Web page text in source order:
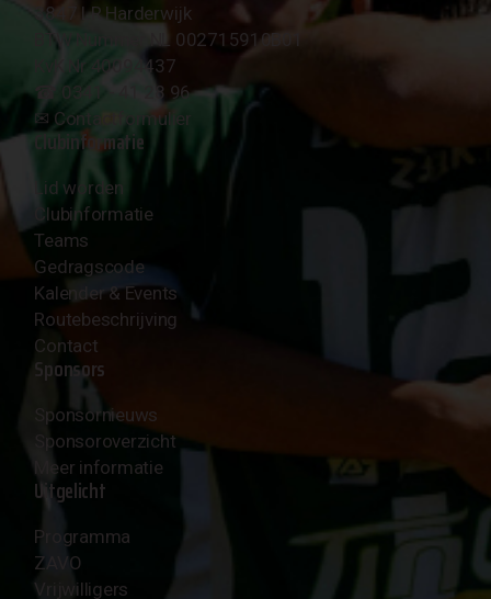
3847 LR Harderwijk
BTW Nummer NL 002715910B01
KvK Nr 40094437
☎︎ 0341 - 41 28 96
✉︎ Contactformulier
Clubinformatie
Lid worden
Clubinformatie
Teams
Gedragscode
Kalender & Events
Routebeschrijving
Contact
Sponsors
Sponsornieuws
Sponsoroverzicht
Meer informatie
Uitgelicht
Programma
ZAVO
Vrijwilligers